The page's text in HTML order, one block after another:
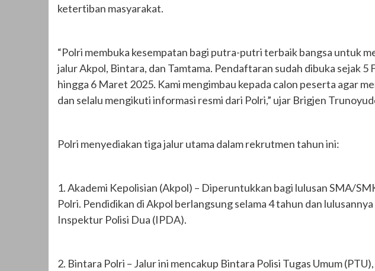
ketertiban masyarakat.
“Polri membuka kesempatan bagi putra-putri terbaik bangsa untuk
jalur Akpol, Bintara, dan Tamtama. Pendaftaran sudah dibuka sejak 5
hingga 6 Maret 2025. Kami mengimbau kepada calon peserta agar
dan selalu mengikuti informasi resmi dari Polri,” ujar Brigjen
Polri menyediakan tiga jalur utama dalam rekrutmen tahun ini:
1. Akademi Kepolisian (Akpol) – Diperuntukkan bagi lulusan SMA/
Polri. Pendidikan di Akpol berlangsung selama 4 tahun dan
Inspektur Polisi Dua (IPDA).
2. Bintara Polri – Jalur ini mencakup Bintara Polisi Tugas Umum